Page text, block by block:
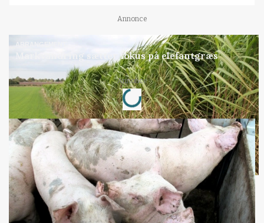
Annonce
ARRANGEMENT
Markvandring sætter fokus på elefantgræs
Annonce
Loading...